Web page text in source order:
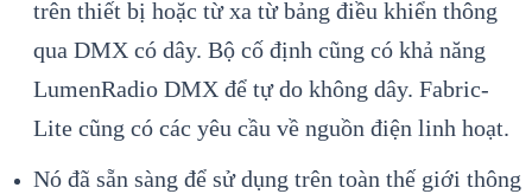
trên thiết bị hoặc từ xa từ bảng điều khiển thông
qua DMX có dây. Bộ cố định cũng có khả năng
LumenRadio DMX để tự do không dây. Fabric-
Lite cũng có các yêu cầu về nguồn điện linh hoạt.
Nó đã sẵn sàng để sử dụng trên toàn thế giới thông